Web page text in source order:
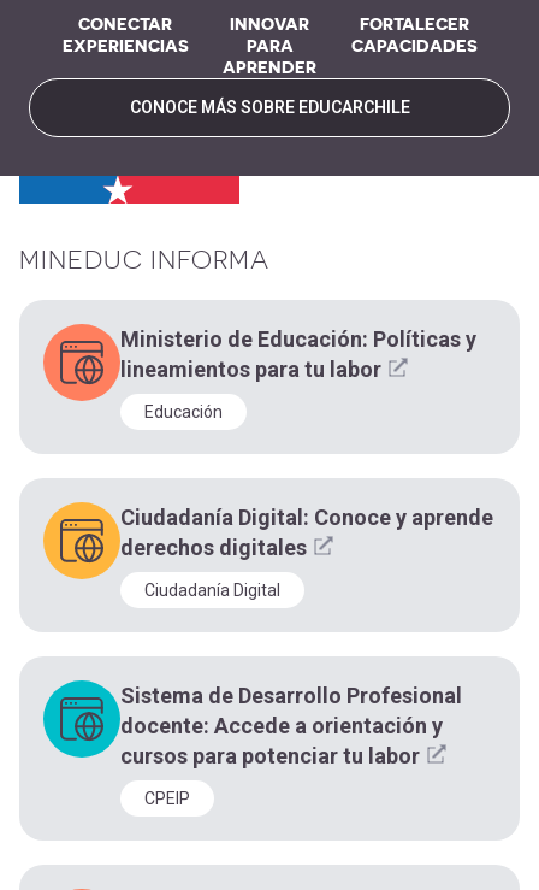
CONECTAR
EXPERIENCIAS
INNOVAR
PARA
APRENDER
FORTALECER
CAPACIDADES
CONOCE MÁS SOBRE EDUCARCHILE
MINEDUC INFORMA
Ministerio de Educación: Políticas y
lineamientos para tu labor
Educación
Ciudadanía Digital: Conoce y aprende
derechos digitales
Ciudadanía Digital
Sistema de Desarrollo Profesional
docente: Accede a orientación y
cursos para potenciar tu labor
CPEIP